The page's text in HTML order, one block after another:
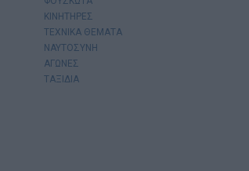
ΚΙΝΗΤΗΡΕΣ
ΤΕΧΝΙΚΑ ΘΕΜΑΤΑ
ΝΑΥΤΟΣΥΝΗ
ΑΓΩΝΕΣ
ΤΑΞΙΔΙΑ